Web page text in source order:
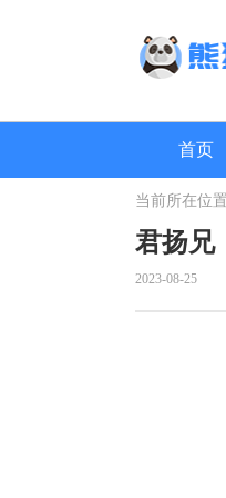
首页
当前所在位
君扬兄
2023-08-25